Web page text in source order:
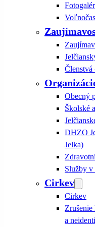
Členstvá
Obecný
Školské
DHZO
Jelka)
Služby v
Cirkev
Cirkev
Zrušenie
a